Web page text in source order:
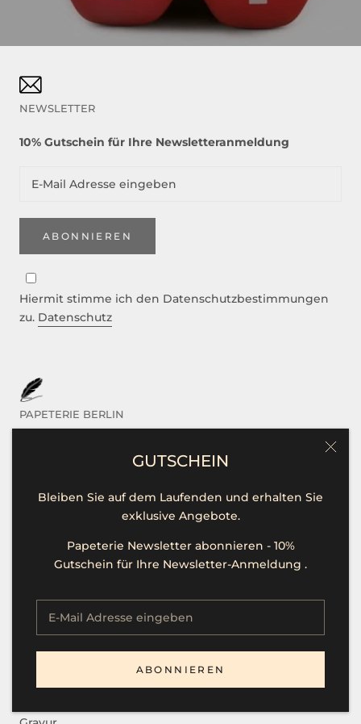
GUTSCHEIN
Bleiben Sie auf dem Laufenden und erhalten Sie
exklusive Angebote.
Papeterie Newsletter abonnieren - 10%
Gutschein für Ihre Newsletter-Anmeldung .
ABONNIEREN
NEWSLETTER
10% Gutschein für Ihre Newsletteranmeldung
ABONNIEREN
Hiermit stimme ich den Datenschutzbestimmungen
zu. Datenschutz
PAPETERIE BERLIN
Öffnungszeiten